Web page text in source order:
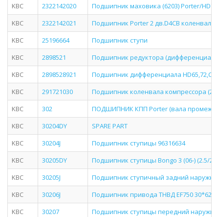
KBC
2322142020
Подшипник маховика (6203) Porter/HD72
KBC
2322142021
Подшипник Porter 2 дв.D4CB коленвала
KBC
25196664
Подшипник ступи
KBC
2898521
Подшипник редуктора (дифференциала)
KBC
2898528921
Подшипник дифференциала
KBC
291721030
Подшипник коленвала компрессора
KBC
302
ПОДШИПНИК КПП Porter (вала промеж-
KBC
30204DY
SPARE PART
KBC
30204J
Подшипник ступицы 96316634
KBC
30205DY
Подшипник ступицы Bongo 3 (06-) (2.5/
KBC
30205J
Подшипник ступичный задний
KBC
30206J
Подшипник привода ТНВД EF750
KBC
30207 Подшипник ступицы передний наружний